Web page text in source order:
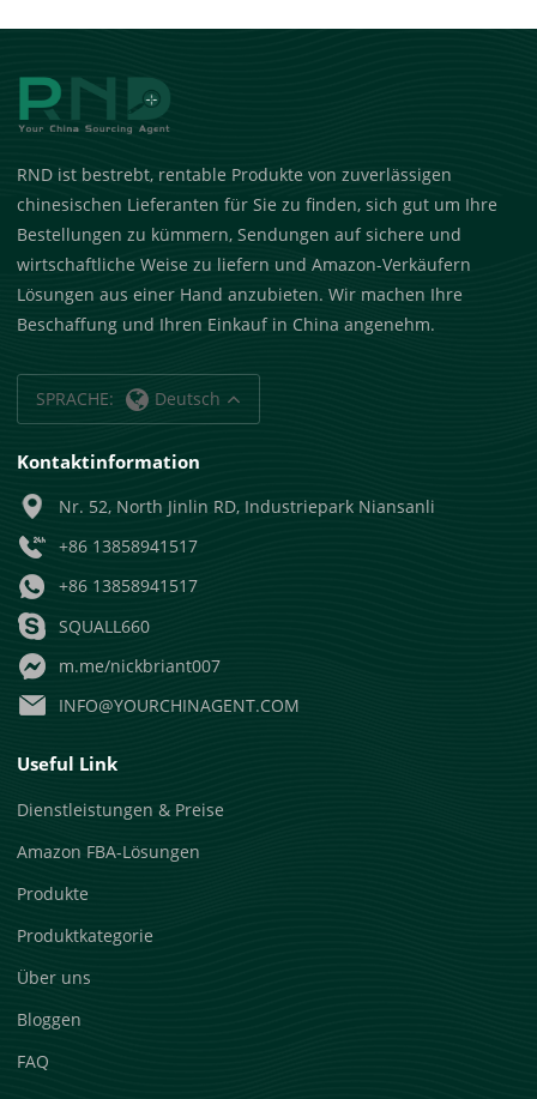
RND ist bestrebt, rentable Produkte von zuverlässigen
chinesischen Lieferanten für Sie zu finden, sich gut um Ihre
Bestellungen zu kümmern, Sendungen auf sichere und
wirtschaftliche Weise zu liefern und Amazon-Verkäufern
Lösungen aus einer Hand anzubieten. Wir machen Ihre
Beschaffung und Ihren Einkauf in China angenehm.
SPRACHE: Deutsch
Kontaktinformation
Nr. 52, North Jinlin RD, Industriepark Niansanli
+86 13858941517
+86 13858941517
SQUALL660
m.me/nickbriant007
INFO@YOURCHINAGENT.COM
Useful Link
Dienstleistungen & Preise
Amazon FBA-Lösungen
Produkte
Produktkategorie
Über uns
Bloggen
FAQ